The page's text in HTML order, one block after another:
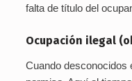
falta de título del
Ocupación ilegal
Cuando desconocidos